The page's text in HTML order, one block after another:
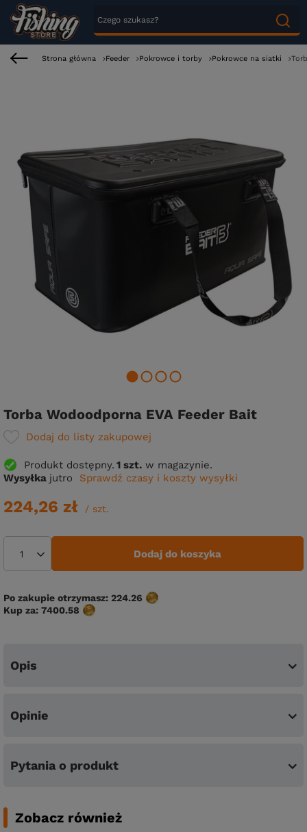
Strona główna Feeder Pokrowce i torby Pokrowce na siatki
Torba Wodoodporna EVA Feeder Bait
Dodaj do listy zakupowej
Produkt dostępny 1 szt. w magazynie.
Wysyłka jutro Sprawdź czasy i koszty wysyłki
224,26 zł / szt.
Dodaj do koszyka
Po zakupie otrzymasz: 224.26
Kup za: 7400.58
Opis
Opinie
Pytania o produkt
Zobacz również